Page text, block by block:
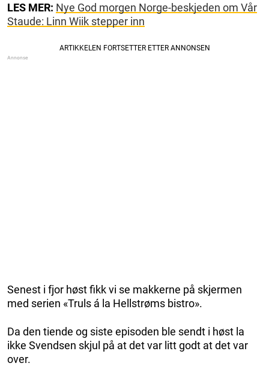
LES MER: Nye God morgen Norge-beskjeden om Vår
Staude: Linn Wiik stepper inn
Senest i fjor høst fikk vi se makkerne på skjermen
med serien «Truls á la Hellstrøms bistro».
Da den tiende og siste episoden ble sendt i høst la
ikke Svendsen skjul på at det var litt godt at det var
over.